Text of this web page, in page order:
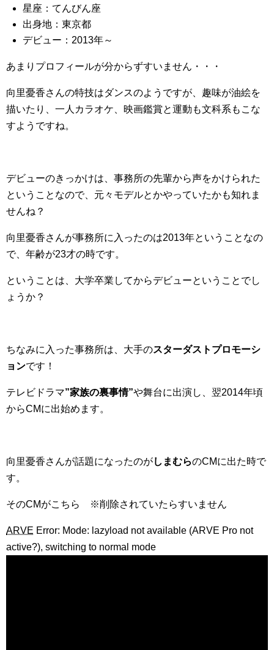
星座：てんびん座
出身地：東京都
デビュー：2013年～
あまりプロフィールが分からずすいません・・・
向里憂香さんの特技はダンスのようですが、趣味が油絵を
描いたり、一人カラオケ、映画鑑賞と運動も文科系もこな
すようですね。
デビューのきっかけは、事務所の先輩から声をかけられた
ということなので、元々モデルとかやっていたかも知れま
せんね？
向里憂香さんが事務所に入ったのは2013年ということなの
で、年齢が23才の時です。
ということは、大学卒業してからデビューということでし
ょうか？
ちなみに入った事務所は、大手のスターダストプロモーシ
ョンです！
テレビドラマ”家族の裏事情”や舞台に出演し、翌2014年頃
からCMに出始めます。
向里憂香さんが話題になったのがしまむらのCMに出た時で
す。
そのCMがこちら ※削除されていたらすいません
ARVE Error: Mode: lazyload not available (ARVE Pro not
active?), switching to normal mode